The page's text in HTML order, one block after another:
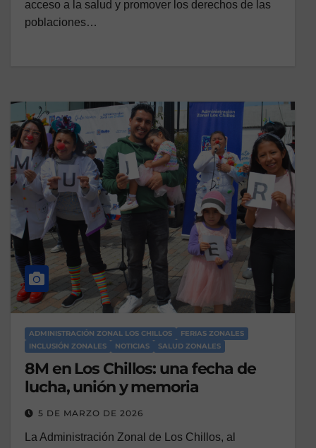
acceso a la salud y promover los derechos de las
poblaciones…
ADMINISTRACIÓN ZONAL LOS CHILLOS
FERIAS ZONALES
INCLUSIÓN ZONALES
NOTICIAS SALUD ZONALES
8M en Los Chillos: una fecha de
lucha, unión y memoria
5 DE MARZO DE 2026
La Administración Zonal de Los Chillos, al